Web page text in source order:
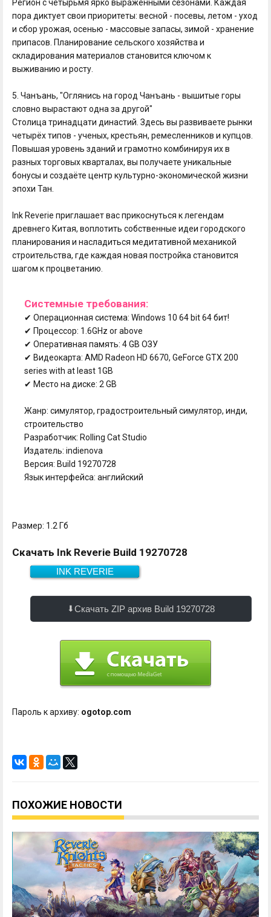
Регион с четырьмя ярко выраженными сезонами. Каждая
пора диктует свои приоритеты: весной - посевы, летом - уход
и сбор урожая, осенью - массовые запасы, зимой - хранение
припасов. Планирование сельского хозяйства и
складирования материалов становится ключом к
выживанию и росту.
5. Чанъань, "Оглянись на город Чанъань - вышитые горы
словно вырастают одна за другой"
Столица тринадцати династий. Здесь вы развиваете рынки
четырёх типов - ученых, крестьян, ремесленников и купцов.
Повышая уровень зданий и грамотно комбинируя их в
разных торговых кварталах, вы получаете уникальные
бонусы и создаёте центр культурно-экономической жизни
эпохи Тан.
Ink Reverie приглашает вас прикоснуться к легендам
древнего Китая, воплотить собственные идеи городского
планирования и насладиться медитативной механикой
строительства, где каждая новая постройка становится
шагом к процветанию.
Системные требования:
✔ Операционная система: Windows 10 64 bit 64 бит!
✔ Процессор: 1.6GHz or above
✔ Оперативная память: 4 GB ОЗУ
✔ Видеокарта: AMD Radeon HD 6670, GeForce GTX 200
series with at least 1GB
✔ Место на диске: 2 GB
Жанр: симулятор, градостроительный симулятор, инди,
строительство
Разработчик: Rolling Cat Studio
Издатель: indienova
Версия: Build 19270728
Язык интерфейса: английский
Размер: 1.2 Гб
Скачать Ink Reverie Build 19270728
INK REVERIE
1.2 Гб
Скачать
Скачать ZIP архив Build 19270728
Пароль к архиву: ogotop.com
ПОХОЖИЕ НОВОСТИ